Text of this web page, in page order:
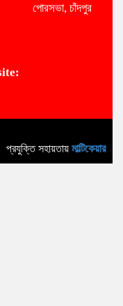
পোরসভা, চাঁদপুর
প্রযুক্তি সহায়তায় মাল্টিকেয়ার